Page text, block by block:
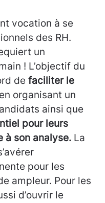
vocation à se
des RH.
un
! L’objectif du
de faciliter le
en organisant un
ainsi que
pour leurs
à son analyse. La
pour les
ampleur. Pour les
d’ouvrir le